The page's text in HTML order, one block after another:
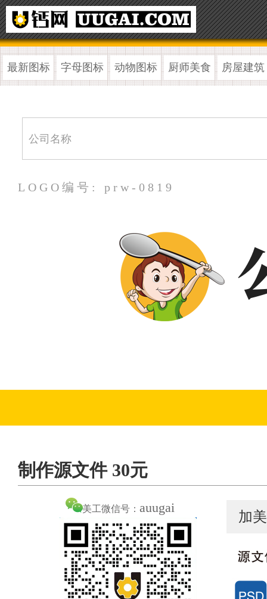
最新图标 字母图标 动物图标 厨师美食 房屋建筑
LOGO编号: prw-0819
制作源文件 30元
美工微信号： auugai
加